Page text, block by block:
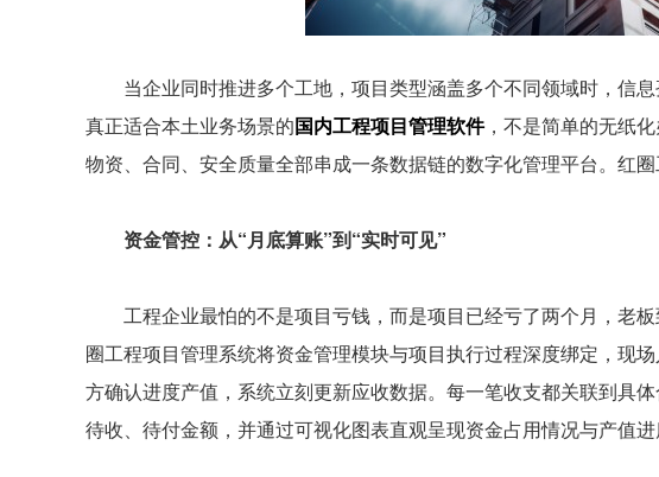
当企业同时推进多个工地，项目类型涵盖多个不同领域时，信息
真正适合本土业务场景的国内工程项目管理软件，不是简单的无纸
物资、合同、安全质量全部串成一条数据链的数字化管理平台。红
资金管控：从“月底算账”到“实时可见”
工程企业最怕的不是项目亏钱，而是项目已经亏了两个月，老板
圈工程项目管理系统将资金管理模块与项目执行过程深度绑定，现
方确认进度产值，系统立刻更新应收数据。每一笔收支都关联到具
待收、待付金额，并通过可视化图表直观呈现资金占用情况与产值进